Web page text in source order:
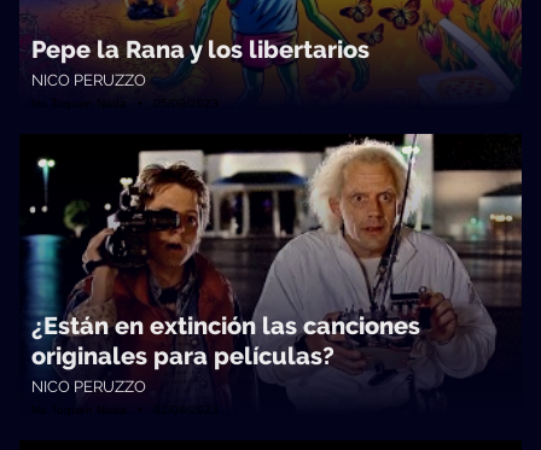
Pepe la Rana y los libertarios
NICO PERUZZO
No Toquen Nada • 05/09/2023
¿Están en extinción las canciones
originales para películas?
NICO PERUZZO
No Toquen Nada • 02/08/2023